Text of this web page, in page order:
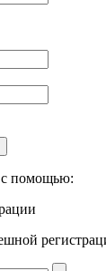
с помощью: